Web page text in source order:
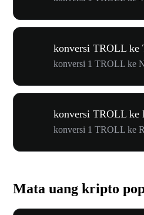
konversi TROLL ke
konversi 1 TROLL ke
konversi TROLL ke
konversi 1 TROLL ke
Mata uang kripto